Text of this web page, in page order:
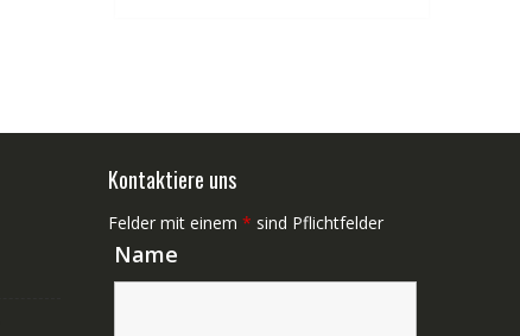
Kontaktiere uns
Felder mit einem * sind Pflichtfelder
Name